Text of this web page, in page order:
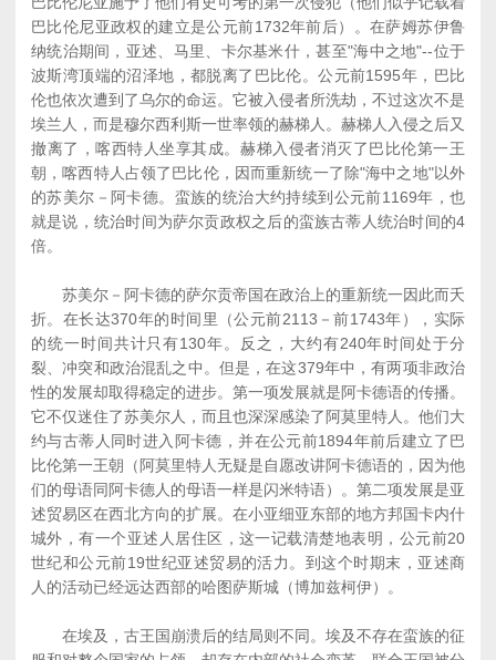
巴比伦尼亚政权的建立是公元前1732年前后）。在萨姆苏伊鲁
纳统治期间，亚述、马里、卡尔基米什，甚至"海中之地"--位于
波斯湾顶端的沼泽地，都脱离了巴比伦。公元前1595年，巴比
伦也依次遭到了乌尔的命运。它被入侵者所洗劫，不过这次不是
埃兰人，而是穆尔西利斯一世率领的赫梯人。赫梯人入侵之后又
撤离了，喀西特人坐享其成。赫梯入侵者消灭了巴比伦第一王
朝，喀西特人占领了巴比伦，因而重新统一了除"海中之地"以外
的苏美尔－阿卡德。蛮族的统治大约持续到公元前1169年，也
就是说，统治时间为萨尔贡政权之后的蛮族古蒂人统治时间的4
倍。
苏美尔－阿卡德的萨尔贡帝国在政治上的重新统一因此而夭
折。在长达370年的时间里（公元前2113－前1743年），实际
的统一时间共计只有130年。反之，大约有240年时间处于分
裂、冲突和政治混乱之中。但是，在这379年中，有两项非政治
性的发展却取得稳定的进步。第一项发展就是阿卡德语的传播。
它不仅迷住了苏美尔人，而且也深深感染了阿莫里特人。他们大
约与古蒂人同时进入阿卡德，并在公元前1894年前后建立了巴
比伦第一王朝（阿莫里特人无疑是自愿改讲阿卡德语的，因为他
们的母语同阿卡德人的母语一样是闪米特语）。第二项发展是亚
述贸易区在西北方向的扩展。在小亚细亚东部的地方邦国卡内什
城外，有一个亚述人居住区，这一记载清楚地表明，公元前20
世纪和公元前19世纪亚述贸易的活力。到这个时期末，亚述商
人的活动已经远达西部的哈图萨斯城（博加兹柯伊）。
在埃及，古王国崩溃后的结局则不同。埃及不存在蛮族的征